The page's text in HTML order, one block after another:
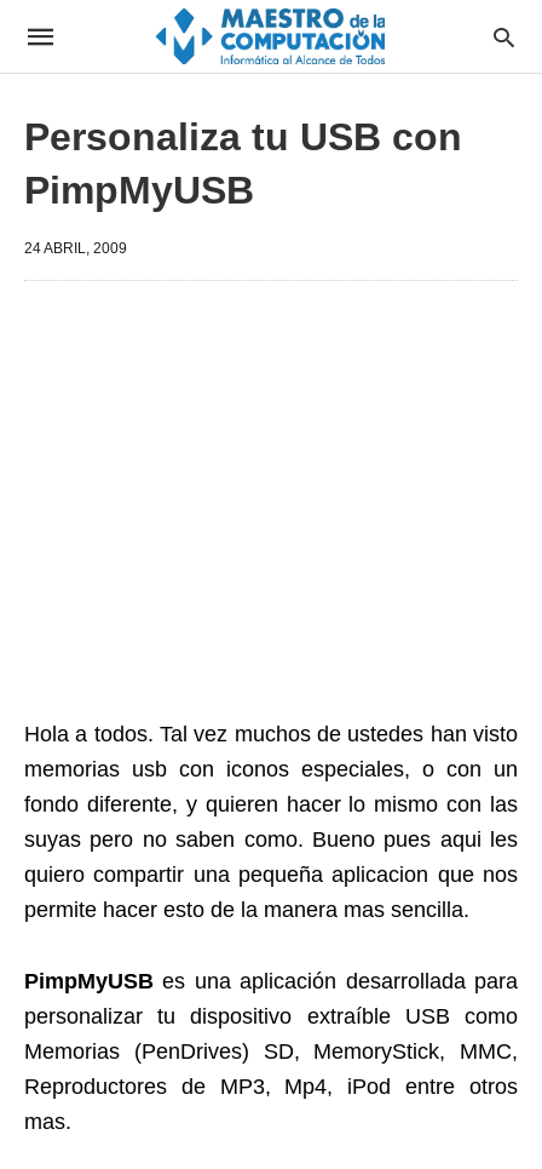
Personaliza tu USB con
PimpMyUSB
24 ABRIL, 2009
Hola a todos. Tal vez muchos de ustedes han visto
memorias usb con iconos especiales, o con un
fondo diferente, y quieren hacer lo mismo con las
suyas pero no saben como. Bueno pues aqui les
quiero compartir una pequeña aplicacion que nos
permite hacer esto de la manera mas sencilla.
PimpMyUSB es una aplicación desarrollada para
personalizar tu dispositivo extraíble USB como
Memorias (PenDrives) SD, MemoryStick, MMC,
Reproductores de MP3, Mp4, iPod entre otros
mas.